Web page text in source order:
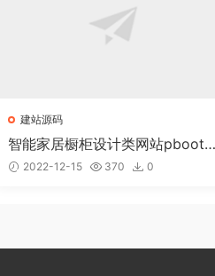
建站源码
智能家居橱柜设计类网站pbootc
ms模板(自适应手机) 厨房装修设
2022-12-15 370 0